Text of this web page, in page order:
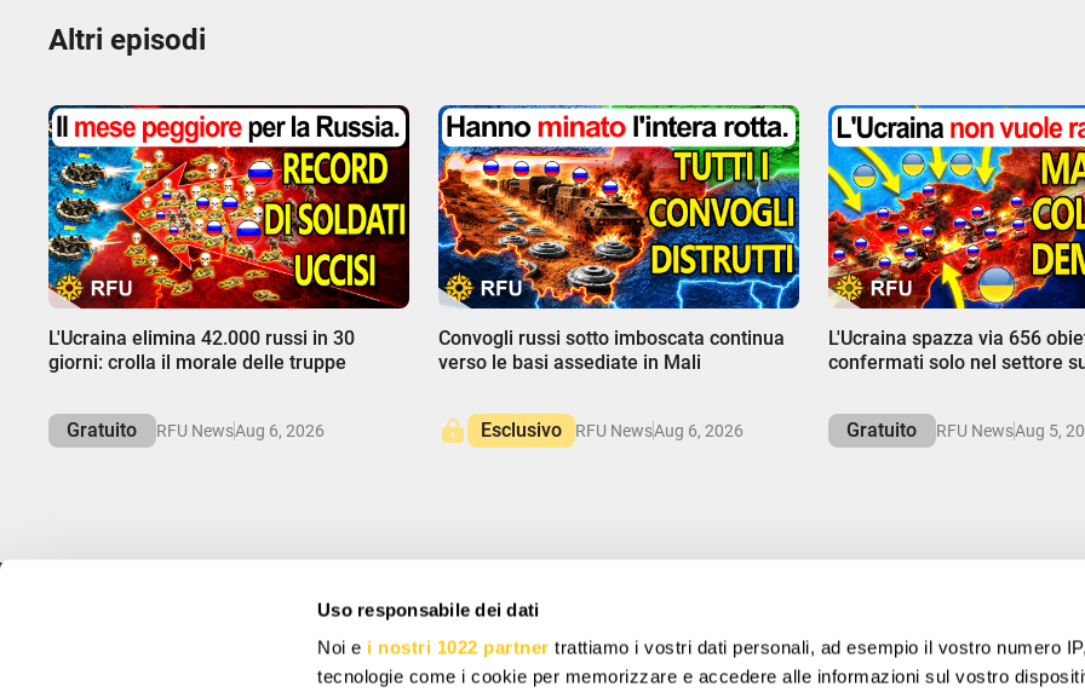
Uso responsabile dei dati
Noi e i nostri 1022 partner trattiamo i vostri dati personali, ad esempio il vostro numero
tecnologie come i cookie per memorizzare e accedere alle informazioni sul vostro
Altri episodi
L'Ucraina elimina 42.000 russi in 30
giorni: crolla il morale delle truppe
Gratuito RFU NewsAug 6, 2026
Convogli russi sotto imboscata continua
verso le basi assediate in Mali
Esclusivo RFU NewsAug 6, 2026
L'Ucraina spazza via 656
confermati solo nel settore
Gratuito RFU NewsAug 5,
Iscriviti per ricevere offerte speciali, regali gratuiti e offerte uniche.